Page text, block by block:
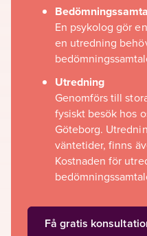
En psykolog gör
en utredning
Utredning
Genomförs till
fysiskt besök hos
Göteborg.
väntetider, finns
Kostnaden för
Få gratis